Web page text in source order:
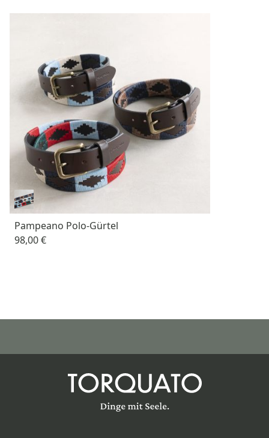
Pampeano Polo-Gürtel
98,00 €